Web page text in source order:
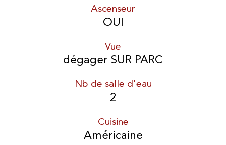
Ascenseur
OUI
Vue
dégager SUR PARC
Nb de salle d'eau
2
Cuisine
Américaine